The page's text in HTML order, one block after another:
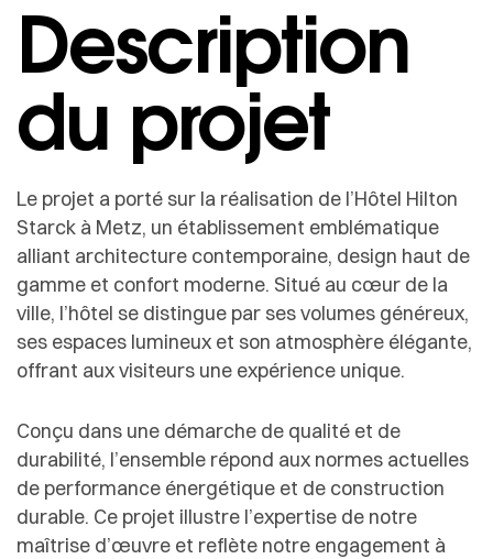
Description
du projet
Le projet a porté sur la réalisation de l’Hôtel Hilton
Starck à Metz, un établissement emblématique
alliant architecture contemporaine, design haut de
gamme et confort moderne. Situé au cœur de la
ville, l’hôtel se distingue par ses volumes généreux,
ses espaces lumineux et son atmosphère élégante,
offrant aux visiteurs une expérience unique.
Conçu dans une démarche de qualité et de
durabilité, l’ensemble répond aux normes actuelles
de performance énergétique et de construction
durable. Ce projet illustre l’expertise de notre
maîtrise d’œuvre et reflète notre engagement à